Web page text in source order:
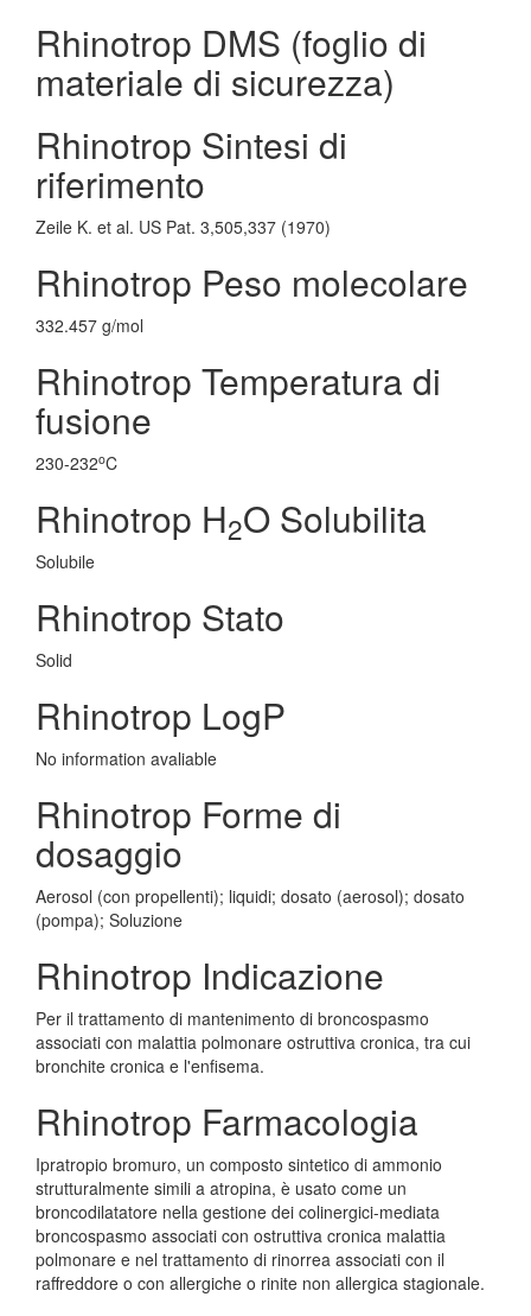
Rhinotrop DMS (foglio di
materiale di sicurezza)
Rhinotrop Sintesi di
riferimento
Zeile K. et al. US Pat. 3,505,337 (1970)
Rhinotrop Peso molecolare
332.457 g/mol
Rhinotrop Temperatura di
fusione
230-232oC
Rhinotrop H2O Solubilita
Solubile
Rhinotrop Stato
Solid
Rhinotrop LogP
No information avaliable
Rhinotrop Forme di
dosaggio
Aerosol (con propellenti); liquidi; dosato (aerosol); dosato
(pompa); Soluzione
Rhinotrop Indicazione
Per il trattamento di mantenimento di broncospasmo
associati con malattia polmonare ostruttiva cronica, tra cui
bronchite cronica e l'enfisema.
Rhinotrop Farmacologia
Ipratropio bromuro, un composto sintetico di ammonio
strutturalmente simili a atropina, è usato come un
broncodilatatore nella gestione dei colinergici-mediata
broncospasmo associati con ostruttiva cronica malattia
polmonare e nel trattamento di rinorrea associati con il
raffreddore o con allergiche o rinite non allergica stagionale.